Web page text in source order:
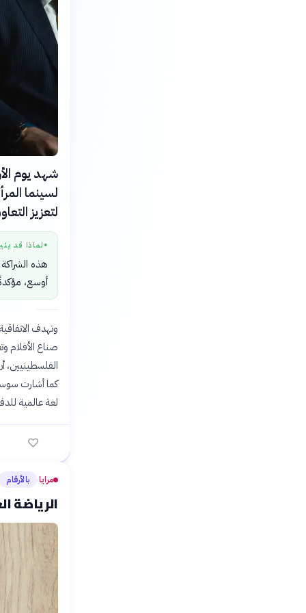
لسينما
لتعزيز
● لماذا قد
هذه
أوسع،
وتهدف
صناع الأفلام
الفلسطينيين،
كما أشارت
لغة عالمية
مرايا› بالأرقام
الرياضة